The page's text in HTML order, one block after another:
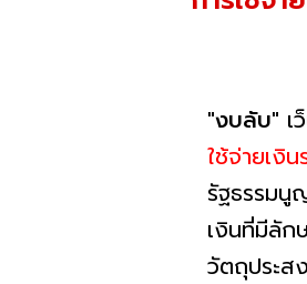
"งบลับ" เ
ใช้จ่ายเงิ
รัฐธรรมนู
เงินที่มีลัก
วัตถุประส